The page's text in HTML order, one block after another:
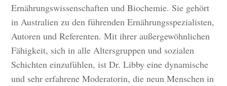
Ernährungswissenschaften und Biochemie. Sie gehört
in Australien zu den führenden Ernährungsspezialisten,
Autoren und Referenten. Mit ihrer außergewöhnlichen
Fähigkeit, sich in alle Altersgruppen und sozialen
Schichten einzufühlen, ist Dr. Libby eine dynamische
und sehr erfahrene Moderatorin, die neun Menschen in